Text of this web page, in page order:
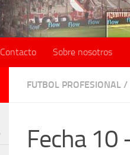
Contacto Sobre nosotros
FUTBOL PROFESIONAL /
Fecha 10